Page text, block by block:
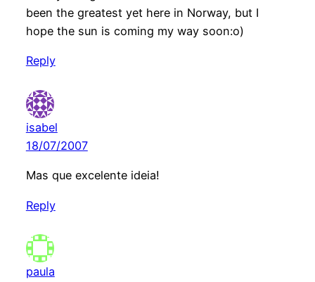
been the greatest yet here in Norway, but I
hope the sun is coming my way soon:o)
Reply
isabel
18/07/2007
Mas que excelente ideia!
Reply
paula